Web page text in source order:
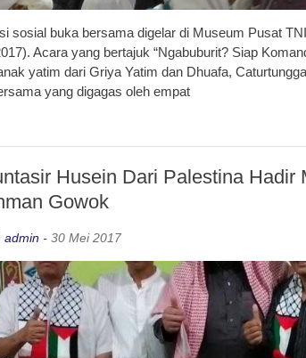
sosial buka bersama digelar di Museum Pusat
Acara yang bertajuk “Ngabuburit? Siap
yatim dari Griya Yatim dan Dhuafa,
yang digagas oleh empat
Husein Dari Palestina Hadir
Gowok
admin - 30 Mei 2017